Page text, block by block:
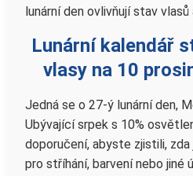
lunární den ovlivňují stav
Lunární kalendář
vlasy na 10
Jedná se o 27-ý lunární den,
Ubývající srpek s 10%
doporučení, abyste zjistili,
pro stříhání, barvení nebo jiné